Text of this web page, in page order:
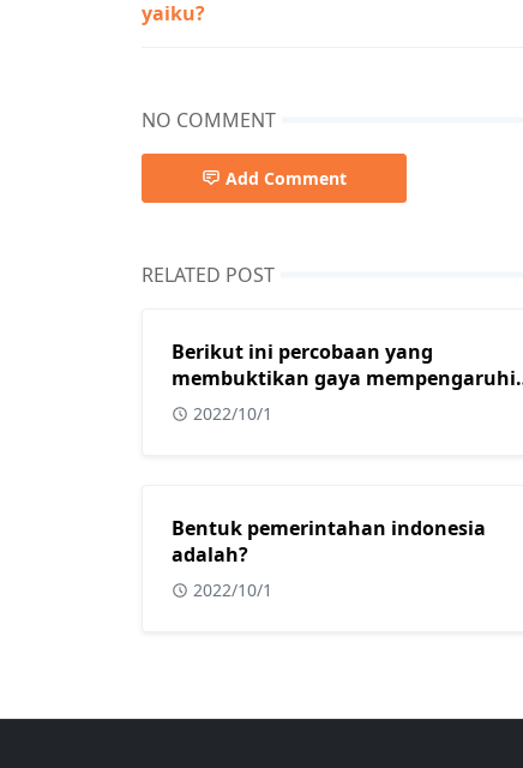
yaiku?
NO COMMENT
Add Comment
RELATED POST
Berikut ini percobaan yang
membuktikan gaya mempengaruhi
benda diam menjadi bergerak
2022/10/1
Bentuk pemerintahan indonesia
adalah?
2022/10/1